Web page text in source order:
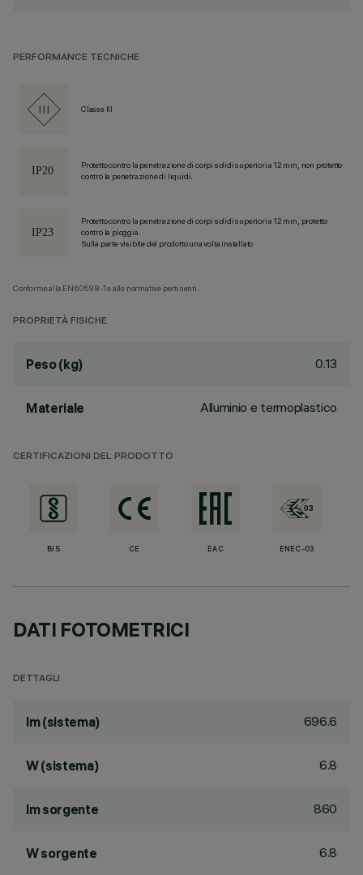
PERFORMANCE TECNICHE
Classe III
Protetto contro la penetrazione di corpi solidi superiori a 12 mm, non protetto
contro la penetrazione di liquidi.
Protetto contro la penetrazione di corpi solidi superiori a 12 mm, protetto
contro la pioggia.
Sulla parte visibile del prodotto una volta installato
Conforme alla EN60598-1 e alle normative pertinenti.
PROPRIETÀ FISICHE
Peso (kg) 0.13
Materiale Alluminio e termoplastico
CERTIFICAZIONI DEL PRODOTTO
BIS CE EAC ENEC-03
DATI FOTOMETRICI
DETTAGLI
lm (sistema) 696.6
W (sistema) 6.8
lm sorgente 860
W sorgente 6.8